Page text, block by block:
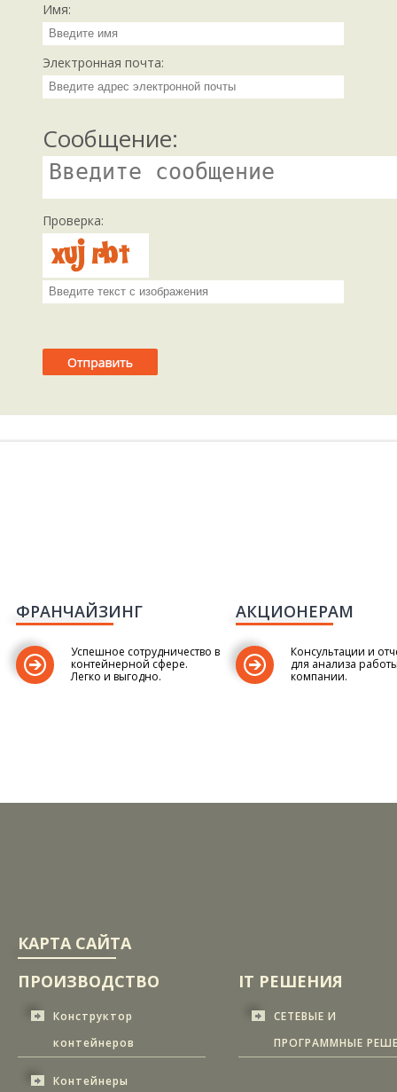
Имя:
Электронная почта:
Сообщение:
Проверка:
ФРАНЧАЙЗИНГ
Успешное сотрудничество в
контейнерной сфере.
Легко и выгодно.
АКЦИОНЕРАМ
Консультации и
для анализа
компании.
КАРТА САЙТА
ПРОИЗВОДСТВО
Конструктор
контейнеров
Контейнеры
IT РЕШЕНИЯ
СЕТЕВЫЕ И
ПРОГРАММНЫЕ